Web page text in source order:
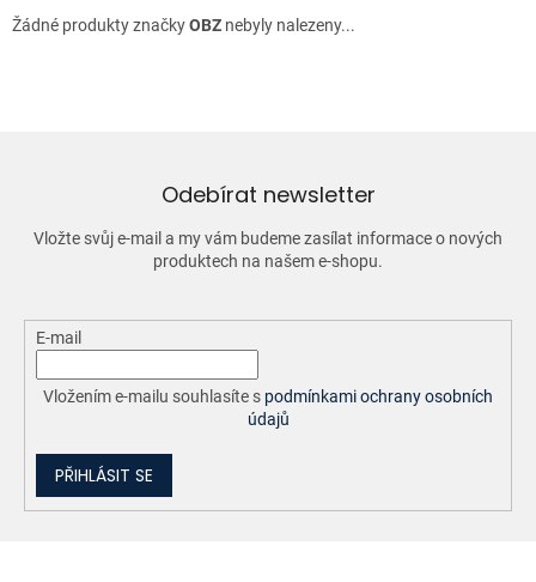
Žádné produkty značkyOBZ nebyly nalezeny...
Odebírat newsletter
Vložte svůj e-mail a my vám budeme zasílat informace o nových
produktech na našem e-shopu.
E-mail
Vložením e-mailu souhlasíte s podmínkami ochrany osobních
údajů
PŘIHLÁSIT SE